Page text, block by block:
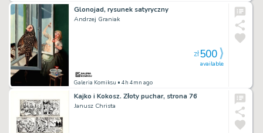
Glonojad, rysunek satyryczny
Andrzej Graniak
Galeria Komiksu • 4h 4mn ago
available
zł500
Kajko i Kokosz. Złoty puchar, strona 76
Janusz Christa